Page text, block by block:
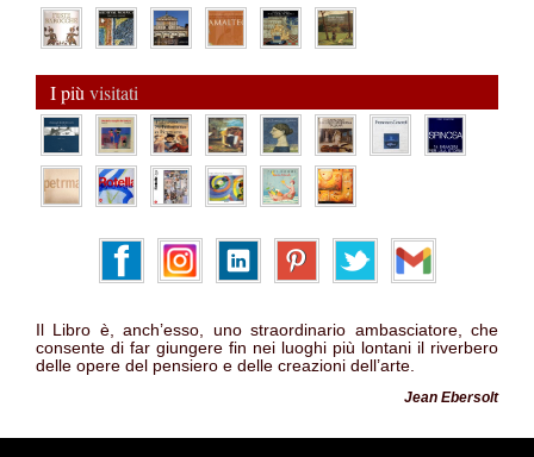
I più visitati
Il Libro è, anch’esso, uno straordinario ambasciatore, che
consente di far giungere fin nei luoghi più lontani il riverbero
delle opere del pensiero e delle creazioni dell’arte.
Jean Ebersolt